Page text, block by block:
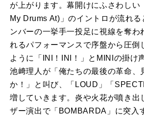
が上がります。幕開けにふさわしい
My Drums At)」のイントロが流れる
ンバーの一挙手一投足に視線を奪わ
れるパフォーマンスで序盤から圧倒
ように「INI！INI！」とMINIの掛け
池﨑理人が「俺たちの最後の革命、
か！」と叫び、「LOUD」「
増していきます。炎や火花が噴き出
ザー演出で「BOMBARDA」に突入